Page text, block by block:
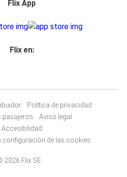
Flix App
Flix en:
Política de privacidad
pasajeros
Aviso legal
Accesibilidad
configuración de las cookies
2026 Flix SE